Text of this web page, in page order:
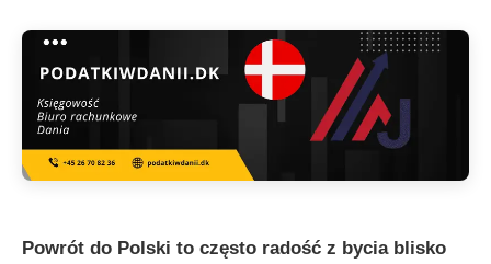
Powrót do Polski to często radość z bycia blisko